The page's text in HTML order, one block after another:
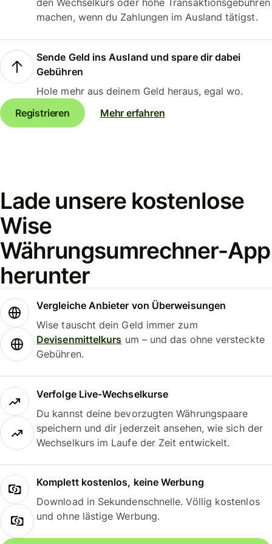
den Wechselkurs oder hohe Transaktionsgebühren
machen, wenn du Zahlungen im Ausland tätigst.
Sende Geld ins Ausland und spare dir dabei
Gebühren
Hole mehr aus deinem Geld heraus, egal wo.
Registrieren
Mehr erfahren
Lade unsere kostenlose
Wise
Währungsumrechner-App
herunter
Vergleiche Anbieter von Überweisungen
Wise tauscht dein Geld immer zum
Devisenmittelkurs um – und das ohne versteckte
Gebühren.
Verfolge Live-Wechselkurse
Du kannst deine bevorzugten Währungspaare
speichern und dir jederzeit ansehen, wie sich der
Wechselkurs im Laufe der Zeit entwickelt.
Komplett kostenlos, keine Werbung
Download in Sekundenschnelle. Völlig kostenlos
und ohne lästige Werbung.